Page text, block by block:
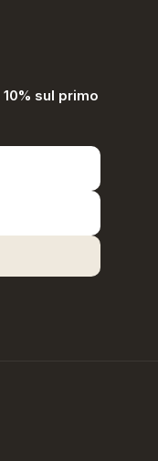
10% sul primo